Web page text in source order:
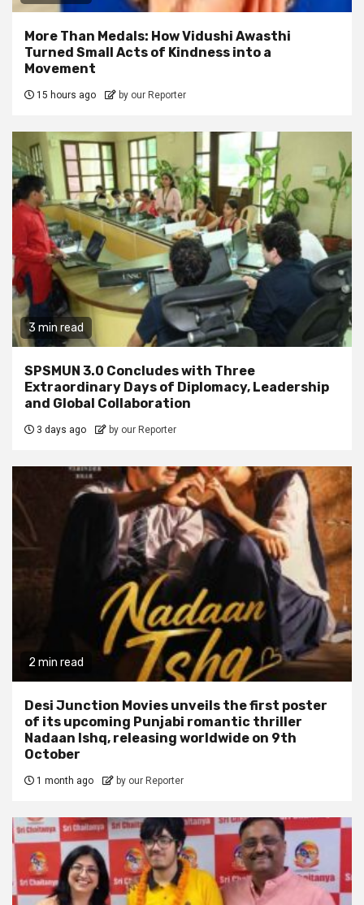
More Than Medals: How Vidushi Awasthi
Turned Small Acts of Kindness into a
Movement
15 hours ago by our Reporter
3 min read
SPSMUN 3.0 Concludes with Three
Extraordinary Days of Diplomacy, Leadership
and Global Collaboration
3 days ago by our Reporter
2 min read
Desi Junction Movies unveils the first poster
of its upcoming Punjabi romantic thriller
Nadaan Ishq, releasing worldwide on 9th
October
1 month ago by our Reporter